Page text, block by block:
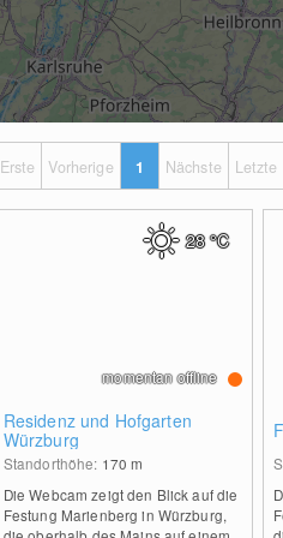
Erste Vorherige 1 Nächste Letzte
Residenz und Hofgarten
Würzburg
Standorthöhe: 170m
Die Webcam zeigt den Blick auf die
Festung Marienberg in Würzburg,
28°C
momentan offline